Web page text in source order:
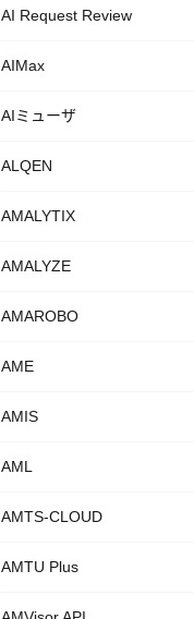
AI Request Review
AIMax
AIミューザ
ALQEN
AMALYTIX
AMALYZE
AMAROBO
AME
AMIS
AML
AMTS-CLOUD
AMTU Plus